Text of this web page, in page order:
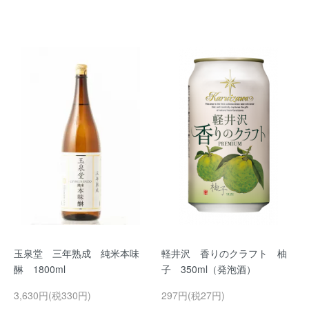
玉泉堂 三年熟成 純米本味
醂 1800ml
3,630円(税330円)
軽井沢 香りのクラフト 柚
子 350ml（発泡酒）
297円(税27円)